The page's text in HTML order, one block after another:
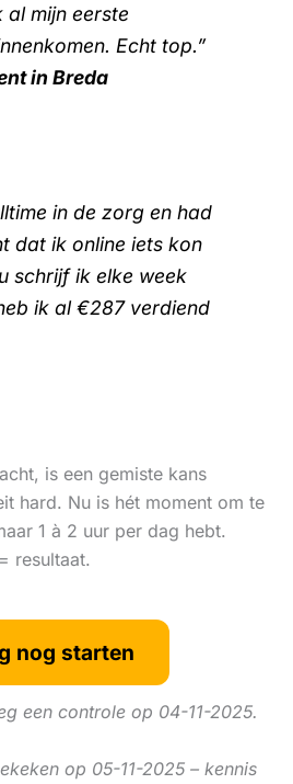
al mijn eerste
Echt top.”
in Breda
in de zorg en had
dat ik online iets kon
schrijf ik elke week
ik al €287 verdiend
is een gemiste kans
hard. Nu is hét moment om te
1 à 2 uur per dag hebt.
resultaat.
nog starten
een controle op 04-11-2025.
op 05-11-2025 – kennis